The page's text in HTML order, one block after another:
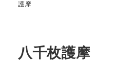
護摩
八千枚護摩